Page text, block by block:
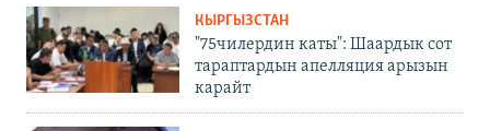
КЫРГЫЗСТАН
"75чилердин каты": Шаардык сот
тараптардын апелляция арызын
карайт